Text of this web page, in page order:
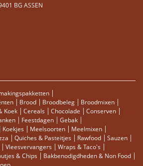
BG ASSEN
Brood Broodbeleg
Broodmixen
Koek Cereals Chocolade
Conserven
Feestdagen
Gebak
Koekjes Meelsoorten
Meelmixen
Quiches & Pasteitjes Rawfood
Sauzen
Vleesvervangers
Wraps & Taco's
& Chips
Bakbenodigdheden & Non Food